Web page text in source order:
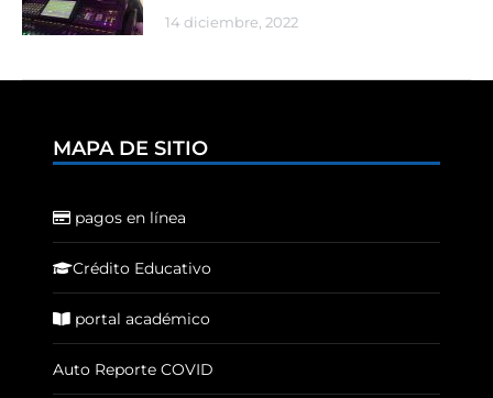
14 diciembre, 2022
MAPA DE SITIO
pagos en línea
Crédito Educativo
portal académico
Auto Reporte COVID